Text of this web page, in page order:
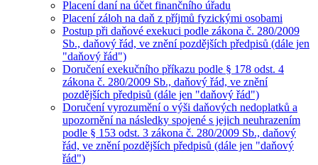
Placení daní na účet finančního úřadu
Placení záloh na daň z příjmů fyzickými osobami
Postup při daňové exekuci podle zákona č. 280/2009
Sb., daňový řád, ve znění pozdějších předpisů (dále jen
"daňový řád")
Doručení exekučního příkazu podle § 178 odst. 4
zákona č. 280/2009 Sb., daňový řád, ve znění
pozdějších předpisů (dále jen "daňový řád")
Doručení vyrozumění o výši daňových nedoplatků a
upozornění na následky spojené s jejich neuhrazením
podle § 153 odst. 3 zákona č. 280/2009 Sb., daňový
řád, ve znění pozdějších předpisů (dále jen "daňový
řád")